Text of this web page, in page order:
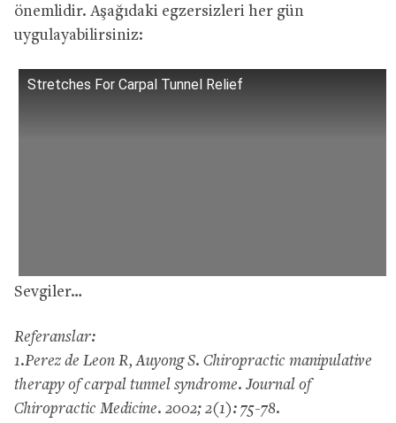
önemlidir. Aşağıdaki egzersizleri her gün
uygulayabilirsiniz:
Stretches For Carpal Tunnel Relief
Sevgiler…
Referanslar:
1.Perez de Leon R, Auyong S. Chiropractic manipulative
therapy of carpal tunnel syndrome. Journal of
Chiropractic Medicine. 2002; 2(1): 75-78.